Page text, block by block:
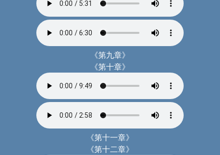
《第九章》
《第十章》
《第十一章》
《第十二章》